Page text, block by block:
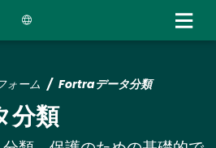
ォーム Fortraデータ分類
分類